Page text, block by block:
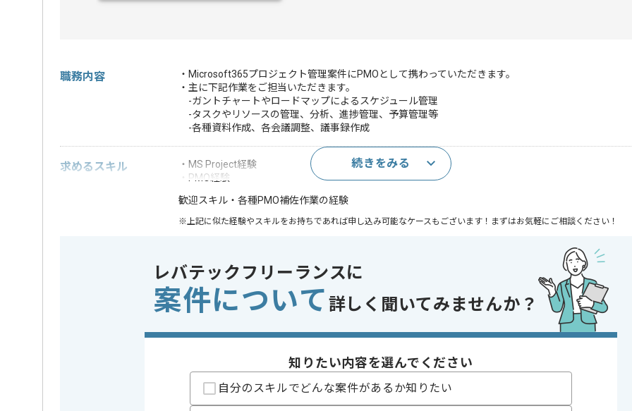
職務内容
・Microsoft365プロジェクト管理案件にPMOとして携わっていただきます。
・主に下記作業をご担当いただきます。
-ガントチャートやロードマップによるスケジュール管理
-タスクやリソースの管理、分析、進捗管理、予算管理等
-各種資料作成、各会議調整、議事録作成
求めるスキル
・MS Project経験
・PMO経験
歓迎スキル ・各種PMO補佐作業の経験
※上記に似た経験やスキルをお持ちであれば申し込み可能なケースもございます！まずはお気軽にご相談ください！
特徴
参画実績あり , 長期プロジェクト
精算条件
有
精算基準時間
150時間〜190時間
続きをみる
レバテックフリーランスに
案件について 詳しく聞いてみませんか？
知りたい内容を選んでください
自分のスキルでどんな案件があるか知りたい